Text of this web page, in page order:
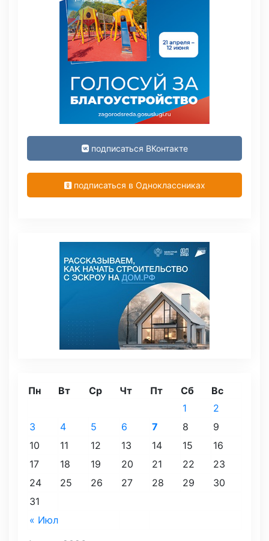
подписаться ВКонтакте
подписаться в Одноклассниках
Пн Вт Ср Чт Пт Сб Вс
« Июл
1
2
3
4 5 6 7 8
9
10
11 12 13 14 15
16
17
18 19 20 21 22
23
24
25 26 27 28 29
30
31